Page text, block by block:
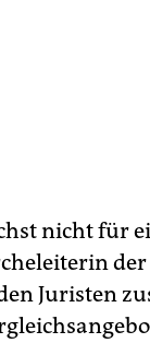
nicht für
Juristen